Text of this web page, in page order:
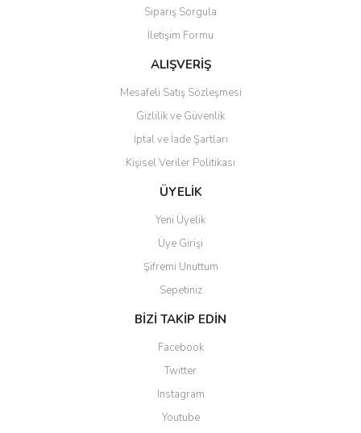
Ürün bilgilerinde hatalar bulunuyor.
Ürün fiyatı diğer sitelerden daha pahalı.
Bu ürüne benzer farklı alternatifler olmalı.
Gönder
Sipariş Sorgula
İletişim Formu
ALIŞVERİŞ
Mesafeli Satış Sözleşmesi
Gizlilik ve Güvenlik
İptal ve İade Şartları
Kişisel Veriler Politikası
ÜYELİK
Yeni Üyelik
Üye Girişi
Şifremi Unuttum
Sepetiniz
BİZİ TAKİP EDİN
Facebook
Twitter
Instagram
Youtube